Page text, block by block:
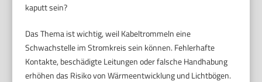
kaputt sein?
Das Thema ist wichtig, weil Kabeltrommeln eine
Schwachstelle im Stromkreis sein können. Fehlerhafte
Kontakte, beschädigte Leitungen oder falsche Handhabung
erhöhen das Risiko von Wärmeentwicklung und Lichtbögen.